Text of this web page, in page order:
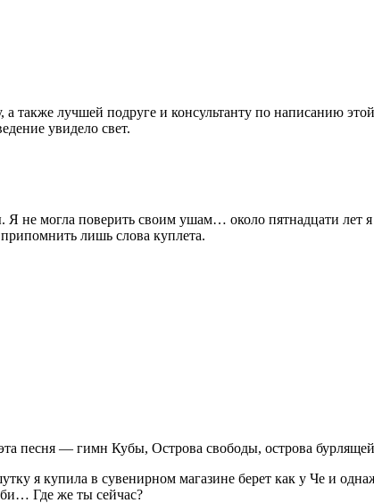
также лучшей подруге и консультанту по написанию
увидело свет.
не могла поверить своим ушам… около пятнадцати лет
лишь слова куплета.
песня — гимн Кубы, Острова свободы, острова
я купила в сувенирном магазине берет как у Че и
Где же ты сейчас?